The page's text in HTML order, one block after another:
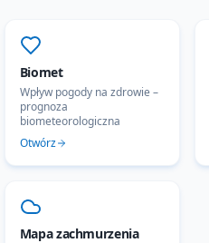
Biomet
Wpływ pogody na zdrowie –
prognoza
biometeorologiczna
Otwórz
Mapa zachmurzenia